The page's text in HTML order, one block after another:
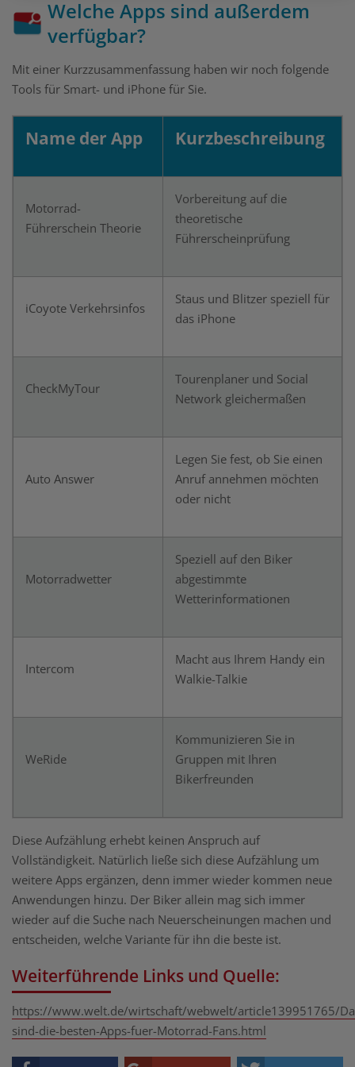
Welche Apps sind außerdem
verfügbar?
Mit einer Kurzzusammenfassung haben wir noch folgende
Tools für Smart- und iPhone für Sie.
Name der App Kurzbeschreibung
Motorrad-
Führerschein Theorie
Vorbereitung auf die
theoretische
Führerscheinprüfung
iCoyote Verkehrsinfos
Staus und Blitzer speziell für
das iPhone
CheckMyTour
Tourenplaner und Social
Network gleichermaßen
Auto Answer
Legen Sie fest, ob Sie einen
Anruf annehmen möchten
oder nicht
Motorradwetter
Speziell auf den Biker
abgestimmte
Wetterinformationen
Intercom
Macht aus Ihrem Handy ein
Walkie-Talkie
WeRide
Kommunizieren Sie in
Gruppen mit Ihren
Bikerfreunden
Diese Aufzählung erhebt keinen Anspruch auf
Vollständigkeit. Natürlich ließe sich diese Aufzählung um
weitere Apps ergänzen, denn immer wieder kommen neue
Anwendungen hinzu. Der Biker allein mag sich immer
wieder auf die Suche nach Neuerscheinungen machen und
entscheiden, welche Variante für ihn die beste ist.
Weiterführende Links und Quelle:
https://www.welt.de/wirtschaft/webwelt/article139951765/
sind-die-besten-Apps-fuer-Motorrad-Fans.html